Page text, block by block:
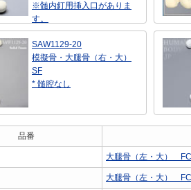
※髄内釘用挿入口がありま
す。
SAW1129-20
模擬骨・大腿骨（右・大）
SF
* 髄腔なし
品番
大腿骨（左・大） FC
大腿骨（左・大） FC